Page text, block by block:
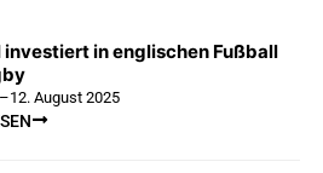
investiert in englischen Fußball
–12. August 2025